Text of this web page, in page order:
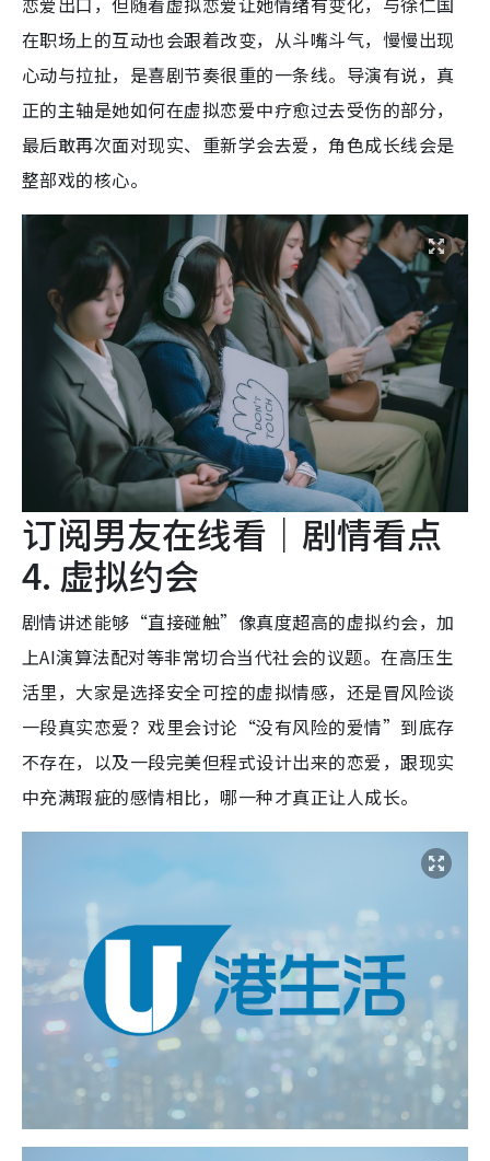
在职场上的互动也会跟着改变，从斗嘴斗气，慢慢出现
心动与拉扯，是喜剧节奏很重的一条线。导演有说，真
正的主轴是她如何在虚拟恋爱中疗愈过去受伤的部分，
最后敢再次面对现实、重新学会去爱，角色成长线会是
整部戏的核心。
订阅男友在线看｜剧情看点
4. 虚拟约会
剧情讲述能够“直接碰触”像真度超高的虚拟约会，加
上AI演算法配对等非常切合当代社会的议题。在高压生
活里，大家是选择安全可控的虚拟情感，还是冒风险谈
一段真实恋爱？戏里会讨论“没有风险的爱情”到底存
不存在，以及一段完美但程式设计出来的恋爱，跟现实
中充满瑕疵的感情相比，哪一种才真正让人成长。